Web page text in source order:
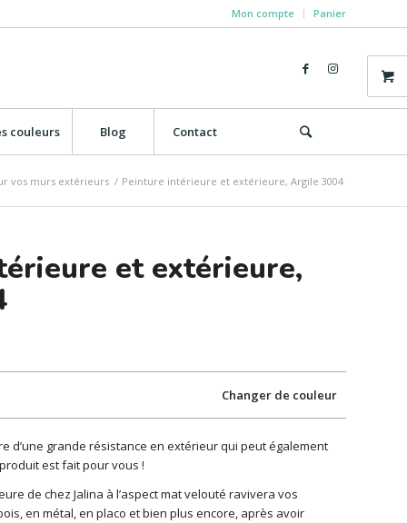
Mon compte Panier
couleurs Blog Contact
vos murs extérieurs / Peinture intérieure et extérieure, Argile 3004
et extérieure,
Changer de couleur
d’une grande résistance en extérieur qui peut également
est fait pour vous !
de chez Jalina à l’aspect mat velouté ravivera vos
en métal, en placo et bien plus encore, après avoir